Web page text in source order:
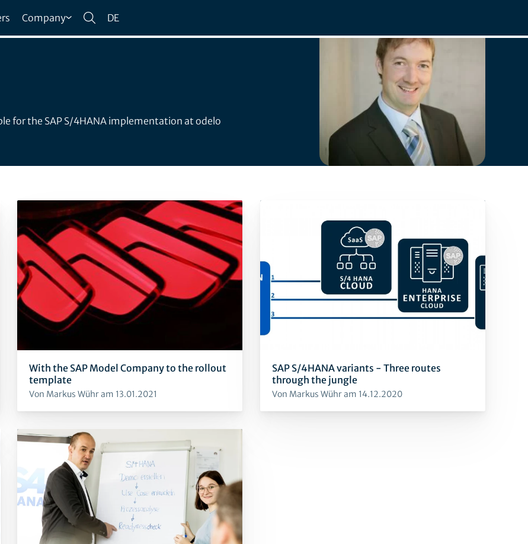
Company DE
for the SAP S/4HANA implementation at odelo
With the SAP Model Company to the rollout
template
Von Markus Wühr am 13.01.2021
SAP S/4HANA variants - Three routes
through the jungle
Von Markus Wühr am 14.12.2020